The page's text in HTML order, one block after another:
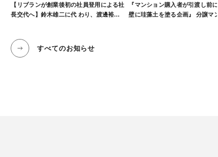
【リブランが創業後初の社員登⽤による社
⻑交代へ】鈴⽊雄⼆に代 わり、渡邊裕介
『マンション購入者が引渡し前
壁に珪藻土を塗る企画』 分譲マンション
すべてのお知らせ